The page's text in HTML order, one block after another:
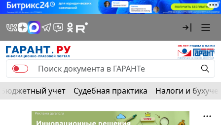
Бюджетный учет Судебная практика Налоги и